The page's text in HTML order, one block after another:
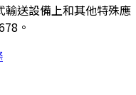
輸送設備上和其他特殊應
。